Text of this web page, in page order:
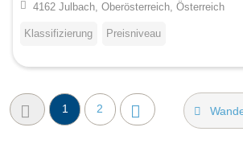
4162 Julbach, Oberösterreich, Österreich
Klassifizierung Preisniveau
1 2